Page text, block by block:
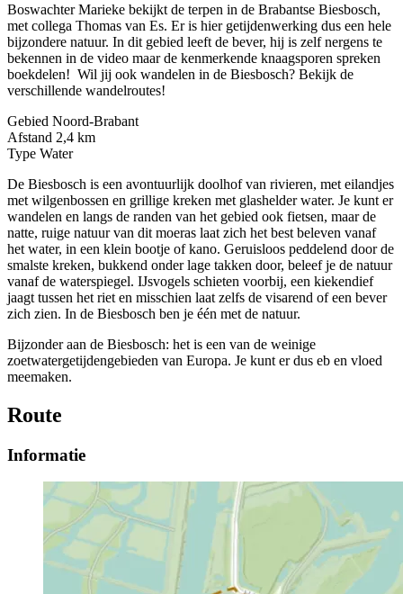
Boswachter Marieke bekijkt de terpen in de Brabantse Biesbosch,
met collega Thomas van Es. Er is hier getijdenwerking dus een hele
bijzondere natuur. In dit gebied leeft de bever, hij is zelf nergens te
bekennen in de video maar de kenmerkende knaagsporen spreken
boekdelen! Wil jij ook wandelen in de Biesbosch? Bekijk de
verschillende wandelroutes!
Gebied Noord-Brabant
Afstand 2,4 km
Type Water
De Biesbosch is een avontuurlijk doolhof van rivieren, met eilandjes
met wilgenbossen en grillige kreken met glashelder water. Je kunt er
wandelen en langs de randen van het gebied ook fietsen, maar de
natte, ruige natuur van dit moeras laat zich het best beleven vanaf
het water, in een klein bootje of kano. Geruisloos peddelend door de
smalste kreken, bukkend onder lage takken door, beleef je de natuur
vanaf de waterspiegel. IJsvogels schieten voorbij, een kiekendief
jaagt tussen het riet en misschien laat zelfs de visarend of een bever
zich zien. In de Biesbosch ben je één met de natuur.
Bijzonder aan de Biesbosch: het is een van de weinige
zoetwatergetijdengebieden van Europa. Je kunt er dus eb en vloed
meemaken.
Route
Informatie